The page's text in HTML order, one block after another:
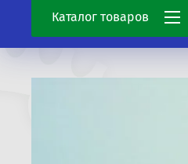
Каталог товаров